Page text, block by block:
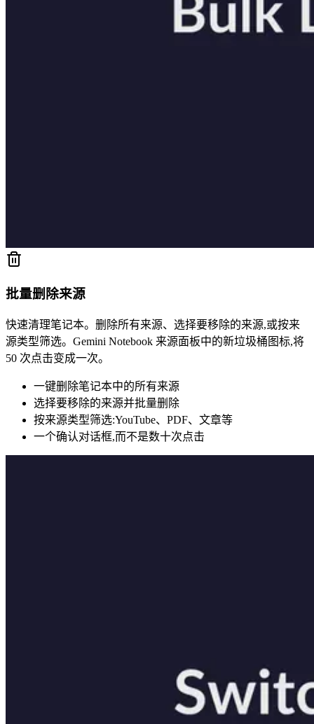
批量删除来源
快速清理笔记本。删除所有来源、选择要移除的来源,或按来
源类型筛选。Gemini Notebook 来源面板中的新垃圾桶图标,将
50 次点击变成一次。
一键删除笔记本中的所有来源
选择要移除的来源并批量删除
按来源类型筛选:YouTube、PDF、文章等
一个确认对话框,而不是数十次点击